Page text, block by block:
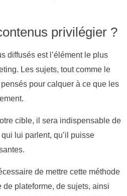
privilégier ?
diffusés est l’élément le plus
Les sujets, tout comme le
pour calquer à ce que les
cible, il sera indispensable de
lui parlent, qu’il puisse
de mettre cette méthode
de plateforme, de sujets, ainsi